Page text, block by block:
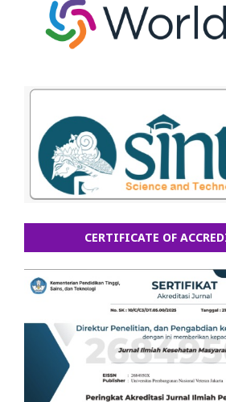
CERTIFICATE OF